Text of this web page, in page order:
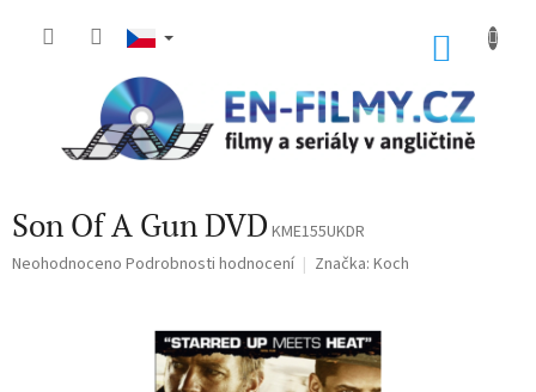
Son Of A Gun DVD KME155UKDR
Průměrné
Neohodnoceno Podrobnosti hodnocení Značka: Koch